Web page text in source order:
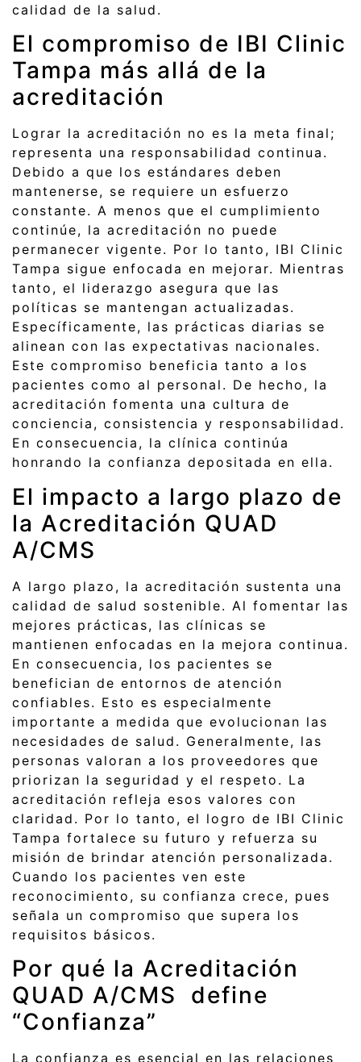
calidad de la salud.
El compromiso de IBI Clinic
Tampa más allá de la
acreditación
Lograr la acreditación no es la meta final;
representa una responsabilidad continua.
Debido a que los estándares deben
mantenerse, se requiere un esfuerzo
constante. A menos que el cumplimiento
continúe, la acreditación no puede
permanecer vigente. Por lo tanto, IBI Clinic
Tampa sigue enfocada en mejorar. Mientras
tanto, el liderazgo asegura que las
políticas se mantengan actualizadas.
Específicamente, las prácticas diarias se
alinean con las expectativas nacionales.
Este compromiso beneficia tanto a los
pacientes como al personal. De hecho, la
acreditación fomenta una cultura de
conciencia, consistencia y responsabilidad.
En consecuencia, la clínica continúa
honrando la confianza depositada en ella.
El impacto a largo plazo de
la Acreditación QUAD
A/CMS
A largo plazo, la acreditación sustenta una
calidad de salud sostenible. Al fomentar las
mejores prácticas, las clínicas se
mantienen enfocadas en la mejora continua.
En consecuencia, los pacientes se
benefician de entornos de atención
confiables. Esto es especialmente
importante a medida que evolucionan las
necesidades de salud. Generalmente, las
personas valoran a los proveedores que
priorizan la seguridad y el respeto. La
acreditación refleja esos valores con
claridad. Por lo tanto, el logro de IBI Clinic
Tampa fortalece su futuro y refuerza su
misión de brindar atención personalizada.
Cuando los pacientes ven este
reconocimiento, su confianza crece, pues
señala un compromiso que supera los
requisitos básicos.
Por qué la Acreditación
QUAD A/CMS define
“Confianza”
La confianza es esencial en las relaciones